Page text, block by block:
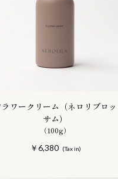
ラワークリーム（ネロリブロッ
サム）
（100g）
￥6,380